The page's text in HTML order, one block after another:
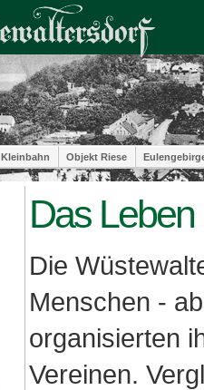
Kleinbahn Objekt Riese
Das Leben
Die
Menschen -
organisierten
Vereinen.